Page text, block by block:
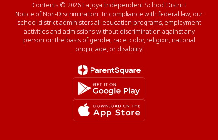
Contents © 2026 La Joya Independent School District
Notice of Non-Discrimination: In compliance with federal law, our
school district administers all education programs, employment
activities and admissions without discrimination against any
person on the basis of gender, race, color, religion, national
origin, age, or disability.